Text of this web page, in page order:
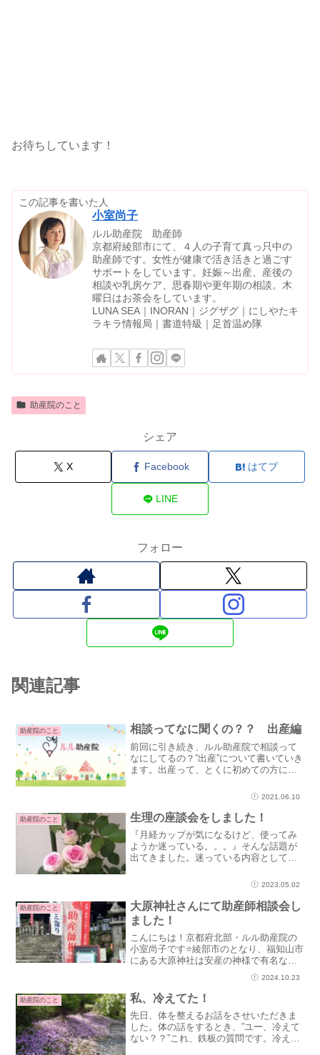
お待ちしています！
この記事を書いた人
小室尚子
ルル助産院 助産師
京都府綾部市にて、４人の子育て真っ只中の
助産師です。女性が健康で活き活きと過ごす
サポートをしています。妊娠～出産、産後の
相談や乳房ケア、思春期や更年期の相談。木
曜日はお茶会をしています。
LUNA SEA｜INORAN｜ジグザグ｜にしやたキ
ラキラ情報局｜書道特級｜足首温め隊
助産院のこと
シェア
X Facebook はてブ
LINE
フォロー
関連記事
助産院のこと 相談ってなに聞くの？？ 出産編
前回に引き続き、ルル助産院で相談って
なにしてるの？”出産”について書いていき
ます。出産って、とくに初めての方にと
トナーにとっても同じだと思います。出
産って、どんなイメージがあります
か？？心配や怖いイメージ...
2021.06.10
助産院のこと 生理の座談会をしました！
『月経カップが気になるけど、使ってみ
ようか迷っている。。。』そんな話題が
出てきました。迷っている内容として
なかったり、自分に合わなかったらどう
一度購入する...
2023.05.02
助産院のこと
大原神社さんにて助産師相談会し
ました！
こんにちは！京都府北部・ルル助産院の
小室尚子です⭐綾部市のとなり、福知山市
にある大原神社は安産の神様で有名な神
社です。私も妊娠のときには安産祈願で
お世話になり、腹帯もご祈祷してもらい
ました。大原神社さんで助産師相談大原
神社さんのご厚意で、京...
2024.10.23
助産院のこと 私、冷えてた！
先日、体を整えるお話をさせいただきま
した。体の話をするとき、”ユー、冷えて
ない？？”これ、鉄板の質問です。冷えて